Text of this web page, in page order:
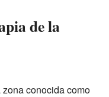
de la
conocida como